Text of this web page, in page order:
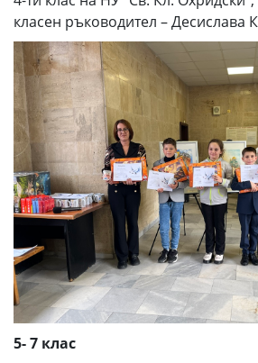
класен ръководител – Десислава
5- 7 клас